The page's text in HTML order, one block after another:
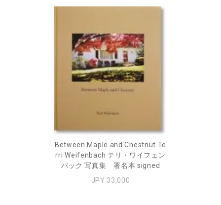
Between Maple and Chestnut Te
rri Weifenbach テリ・ワイフェン
バック 写真集 署名本 signed
JPY 33,000